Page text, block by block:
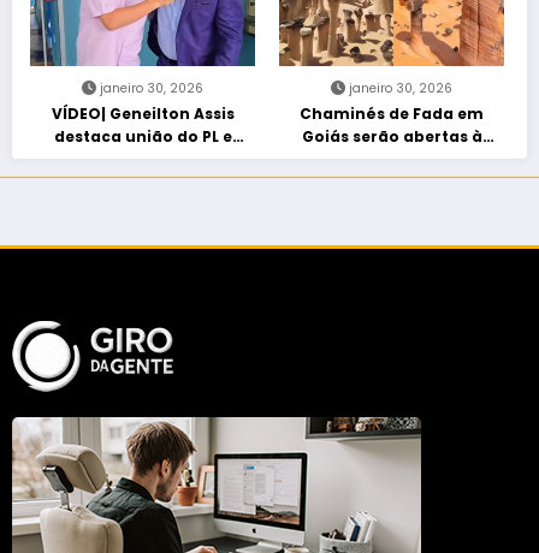
janeiro 30, 2026
VÍDEO| Geneilton Assis
destaca união do PL e
consolidação de apoio a
Maycon Tombini em Jataí
janeiro 30, 2026
Chaminés de Fada em
Goiás serão abertas à
visitação controlada